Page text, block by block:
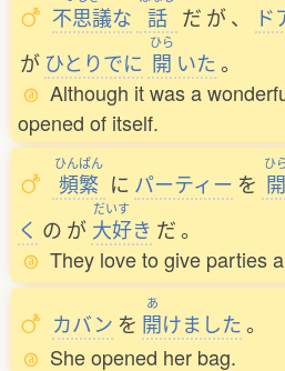
不思議な 話 だ が、
ド
が ひとりでに
ひら
開 いた。
Although it was a
opened of itself.
ひんぱん
頻繁 に パーティー を
ひ
開
く の が
だいす
大好き だ。
They love to give parties
カバン を
あ
開けました。
She opened her bag.